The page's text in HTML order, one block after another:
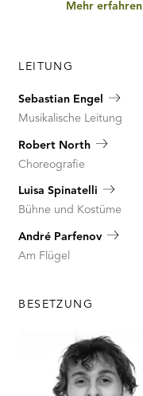
Mehr erfahren
LEITUNG
Sebastian Engel
Musikalische Leitung
Robert North
Choreografie
Luisa Spinatelli
Bühne und Kostüme
André Parfenov
Am Flügel
BESETZUNG